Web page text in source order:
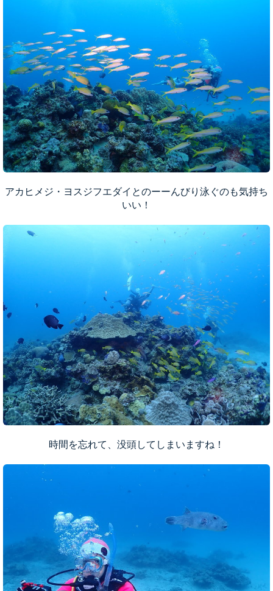
アカヒメジ・ヨスジフエダイとのーーんびり泳ぐのも気持ち
いい！
時間を忘れて、没頭してしまいますね！